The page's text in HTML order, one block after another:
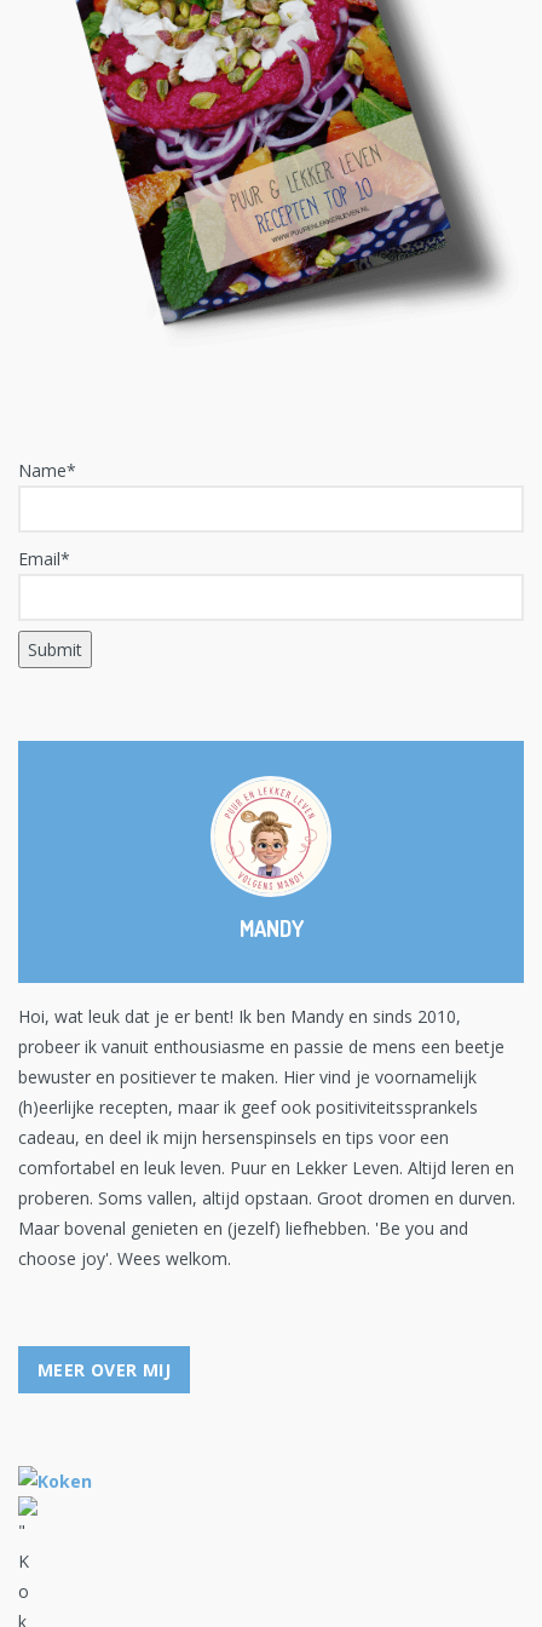
Name*
Email*
MANDY
Hoi, wat leuk dat je er bent! Ik ben Mandy en sinds 2010,
probeer ik vanuit enthousiasme en passie de mens een beetje
bewuster en positiever te maken. Hier vind je voornamelijk
(h)eerlijke recepten, maar ik geef ook positiviteitssprankels
cadeau, en deel ik mijn hersenspinsels en tips voor een
comfortabel en leuk leven. Puur en Lekker Leven. Altijd leren en
proberen. Soms vallen, altijd opstaan. Groot dromen en durven.
Maar bovenal genieten en (jezelf) liefhebben. 'Be you and
choose joy'. Wees welkom.
MEER OVER MIJ